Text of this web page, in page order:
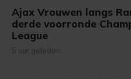
Ajax Vrouwen langs
derde voorronde
League
5 uur geleden